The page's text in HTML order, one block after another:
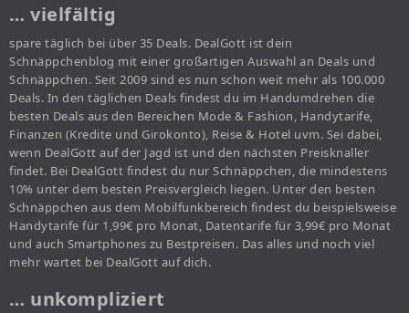
… vielfältig
spare täglich bei über 35 Deals. DealGott ist dein
Schnäppchenblog mit einer großartigen Auswahl an Deals und
Schnäppchen. Seit 2009 sind es nun schon weit mehr als 100.000
Deals. In den täglichen Deals findest du im Handumdrehen die
besten Deals aus den Bereichen Mode & Fashion, Handytarife,
Finanzen (Kredite und Girokonto), Reise & Hotel uvm. Sei dabei,
wenn DealGott auf der Jagd ist und den nächsten Preisknaller
findet. Bei DealGott findest du nur Schnäppchen, die mindestens
10% unter dem besten Preisvergleich liegen. Unter den besten
Schnäppchen aus dem Mobilfunkbereich findest du beispielsweise
Handytarife für 1,99€ pro Monat, Datentarife für 3,99€ pro Monat
und auch Smartphones zu Bestpreisen. Das alles und noch viel
mehr wartet bei DealGott auf dich.
… unkompliziert